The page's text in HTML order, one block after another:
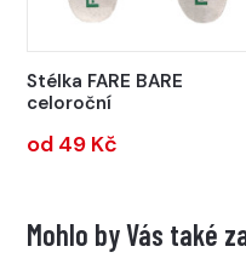
Stélka FARE BARE
celoroční
od 49 Kč
Mohlo by Vás také